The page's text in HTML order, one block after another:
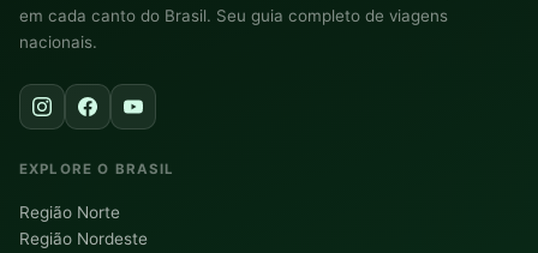
em cada canto do Brasil. Seu guia completo de viagens
nacionais.
EXPLORE O BRASIL
Região Norte
Região Nordeste